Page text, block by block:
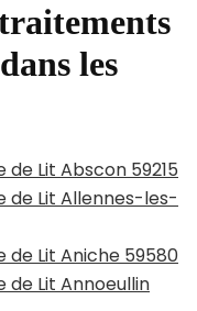
les
Lit Abscon 59215
de Lit Allennes-les-
de Lit Aniche 59580
de Lit Annoeullin